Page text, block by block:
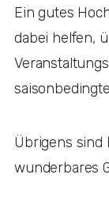
Ein gutes
dabei helfen,
Übrigens sind
wunderbares